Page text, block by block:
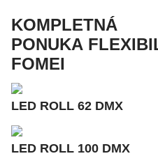
KOMPLETNÁ
PONUKA
FOMEI
LED ROLL 62 DMX
LED ROLL 100 DMX